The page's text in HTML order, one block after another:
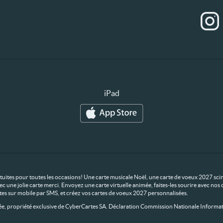
iPad
pour toutes les occasions! Une carte musicale Noël, une carte de voeux 2027
une jolie carte merci. Envoyez une carte virtuelle animée, faites-les sourire avec
sur mobile par SMS, et créez vos cartes de voeux 2027 personnalisées.
propriété exclusive de CyberCartes SA. Déclaration Commission Nationale